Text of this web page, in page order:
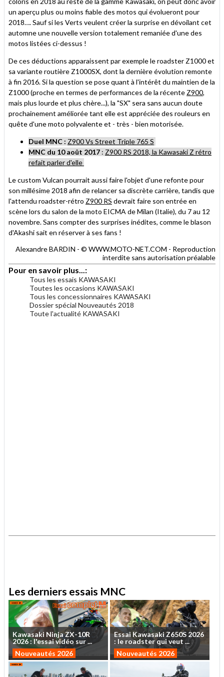
un aperçu plus ou moins fiable des motos qui évolueront pour
2018…. Sauf si les Verts veulent créer la surprise en dévoilant cet
automne une nouvelle version totalement remaniée d'une des
motos listées ci-dessus !
De ces déductions apparaissent par exemple le roadster Z1000 et
sa variante routière Z1000SX, dont la dernière évolution remonte
à fin 2016. Si la question se pose quant à l'intérêt du maintien de la
Z1000 (proche en termes de performances de la récente Z900,
mais plus lourde et plus chère...), la "SX" sera sans aucun doute
prochainement améliorée tant elle est appréciée des rouleurs en
quête d'une moto polyvalente et - très - bien motorisée.
Duel MNC : Z900 Vs Street Triple 765 S
MNC du 10 août 2017 : Z900 RS 2018, la Kawasaki Z rétro
refait parler d'elle
Le custom Vulcan pourrait aussi faire l'objet d'une refonte pour
son millésime 2018 afin de relancer sa discrète carrière, tandis que
l'attendu roadster-rétro Z900 RS devrait faire son entrée en
scène lors du salon de la moto EICMA de Milan (Italie), du 7 au 12
novembre. Sans compter des surprises inédites, comme le blason
d'Akashi sait en réserver à ses fans !
Alexandre BARDIN - © WWW.MOTO-NET.COM - Reproduction
interdite sans autorisation préalable
Pour en savoir plus...:
Tous les essais KAWASAKI
Toutes les occasions KAWASAKI
Tous les concessionnaires KAWASAKI
Dossier spécial Nouveautés 2018
Toute l'actualité KAWASAKI
Les derniers essais MNC
Kawasaki NinjaZX-10R
2026: l'essaividéo sur...
Nouveautés 2026
Essai Kawasaki Z650S 2026
: le roadsterquiveut ...
Nouveautés 2026